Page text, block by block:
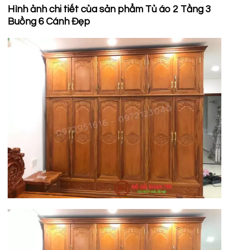
Hình ảnh chi tiết của sản phẩm Tủ áo 2 Tầng 3
Buồng 6 Cánh Đẹp